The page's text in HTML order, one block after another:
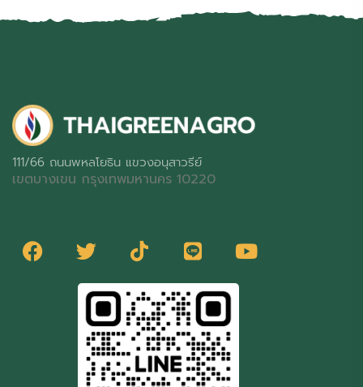
111/66 ถนนพหลโยธิน แขวงอนุสาวรีย์
เขตบางเขน กรุงเทพมหานคร 10220